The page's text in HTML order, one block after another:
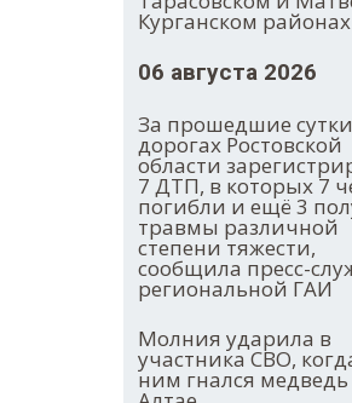
Курганском районах
06 августа 2026
За прошедшие
дорогах Ростовской
области
7 ДТП, в которых 7
погибли и ещё 3
травмы различной
степени тяжести,
сообщила пресс-
региональной ГАИ
Молния ударила в
участника СВО,
ним гнался медведь